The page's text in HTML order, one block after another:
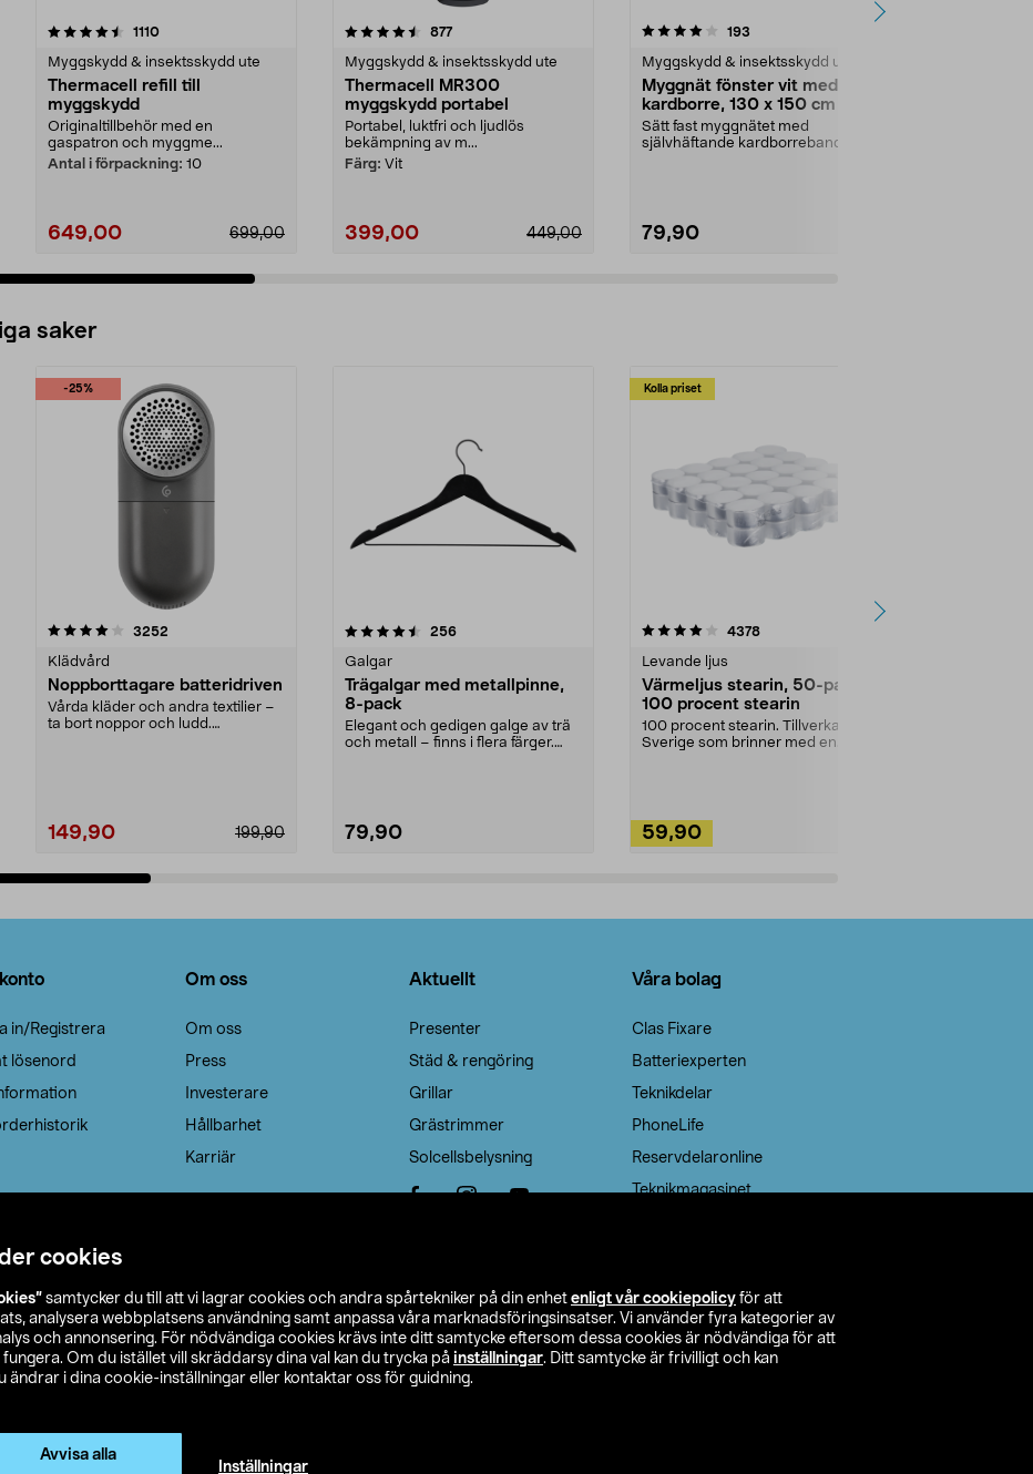
cookies
samtycker du till att vi lagrar cookies och andra spårtekniker på din enhet enligt vår cookiepolicy för att
analysera webbplatsens användning samt anpassa våra marknadsföringsinsatser. Vi använder fyra kategorier av
och annonsering. För nödvändiga cookies krävs inte ditt samtycke eftersom dessa cookies är nödvändiga för att
Om du istället vill skräddarsy dina val kan du trycka på inställningar. Ditt samtycke är frivilligt och kan
ändrar i dina cookie-inställningar eller kontaktar oss för guidning.
Avvisa alla
Inställningar
1110recensioner
Myggskydd & insektsskydd ute
Thermacell refill till
myggskydd
Originaltillbehör med en
gaspatron och myggme...
Antal i förpackning: 10
649,00 699,00
4.5 av 5 stjärnor 877recensioner
Myggskydd & insektsskydd ute
Thermacell MR300
myggskydd portabel
Portabel, luktfri och ljudlös
bekämpning av m...
Färg: Vit
399,00 449,00
4.0 av 5 stjärnor 193
Myggskydd & insektsskydd ute
Myggnät fönster vit med
kardborre, 130 x 150 cm
Sätt fast myggnätet med
självhäftande kardborreband
79,90
4.5 av 5 stjärnor
saker
-25%
3252
Klädvård
Noppborttagare batteridriven
Vårda kläder och andra textilier –
ta bort noppor och ludd.
199,90
149,90
4.5av 5 stjärnor 256recensioner
Galgar
Trägalgar med metallpinne,
8-pack
Elegant och gedigen galge av trä
och metall – finns i flera färger.
79,90
Kolla priset
4.0av 5 stjärnor 4378recensioner
Levande ljus
Värmeljus stearin, 50-pack,
100 procent stearin
100 procent stearin. Tillverkade i
Sverige som brinner med en
59,90
4.5av 5 stjärnor
in/Registrera
lösenord
Om oss
Om oss
Press
Investerare
Hållbarhet
Karriär
Aktuellt
Presenter
Städ & rengöring
Grillar
Grästrimmer
Solcellsbelysning
Våra bolag
Clas Fixare
Batteriexperten
Teknikdelar
PhoneLife
Reservdelaronline
Teknikmagasinet